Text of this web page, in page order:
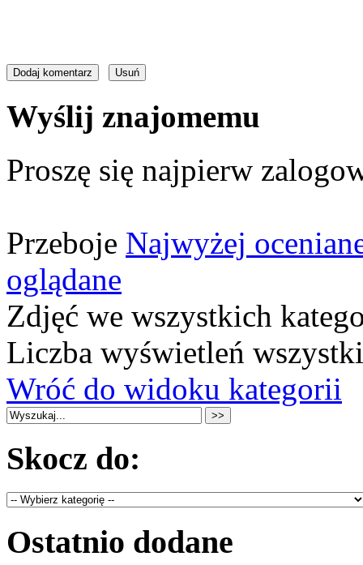
Wyślij znajomemu
Proszę się najpierw
Przeboje Najwyżej
oglądane
Zdjęć we wszystkich
Liczba wyświetleń
Wróć do widoku kategorii
Skocz do:
Ostatnio dodane